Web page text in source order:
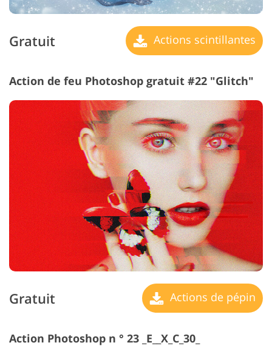
Gratuit Actions scintillantes
Action de feu Photoshop gratuit #22 "Glitch"
Gratuit Actions de pépin
Action Photoshop n ° 23 _E__X_C_30_